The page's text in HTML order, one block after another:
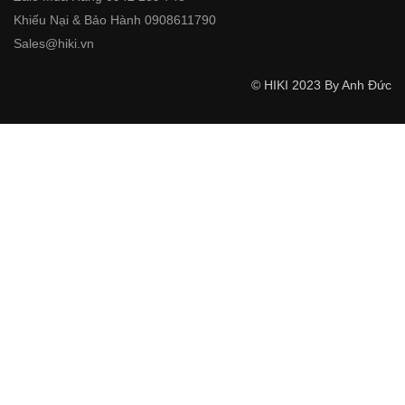
Khiếu Nại & Bảo Hành 0908611790
Sales@hiki.vn
© HIKI 2023 By Anh Đức